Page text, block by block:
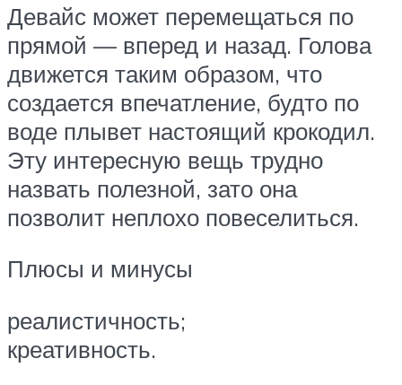
Девайс может перемещаться по
прямой — вперед и назад. Голова
движется таким образом, что
создается впечатление, будто по
воде плывет настоящий крокодил.
Эту интересную вещь трудно
назвать полезной, зато она
позволит неплохо повеселиться.
Плюсы и минусы
реалистичность;
креативность.